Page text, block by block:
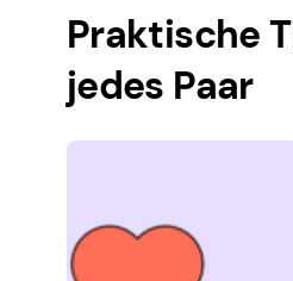
Praktische
jedes Paar